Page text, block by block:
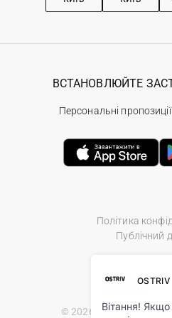
Політика
Публічний
© 2026 Ostriv.ua Store.
ВСТАНОВЛЮЙТЕ
Персональні